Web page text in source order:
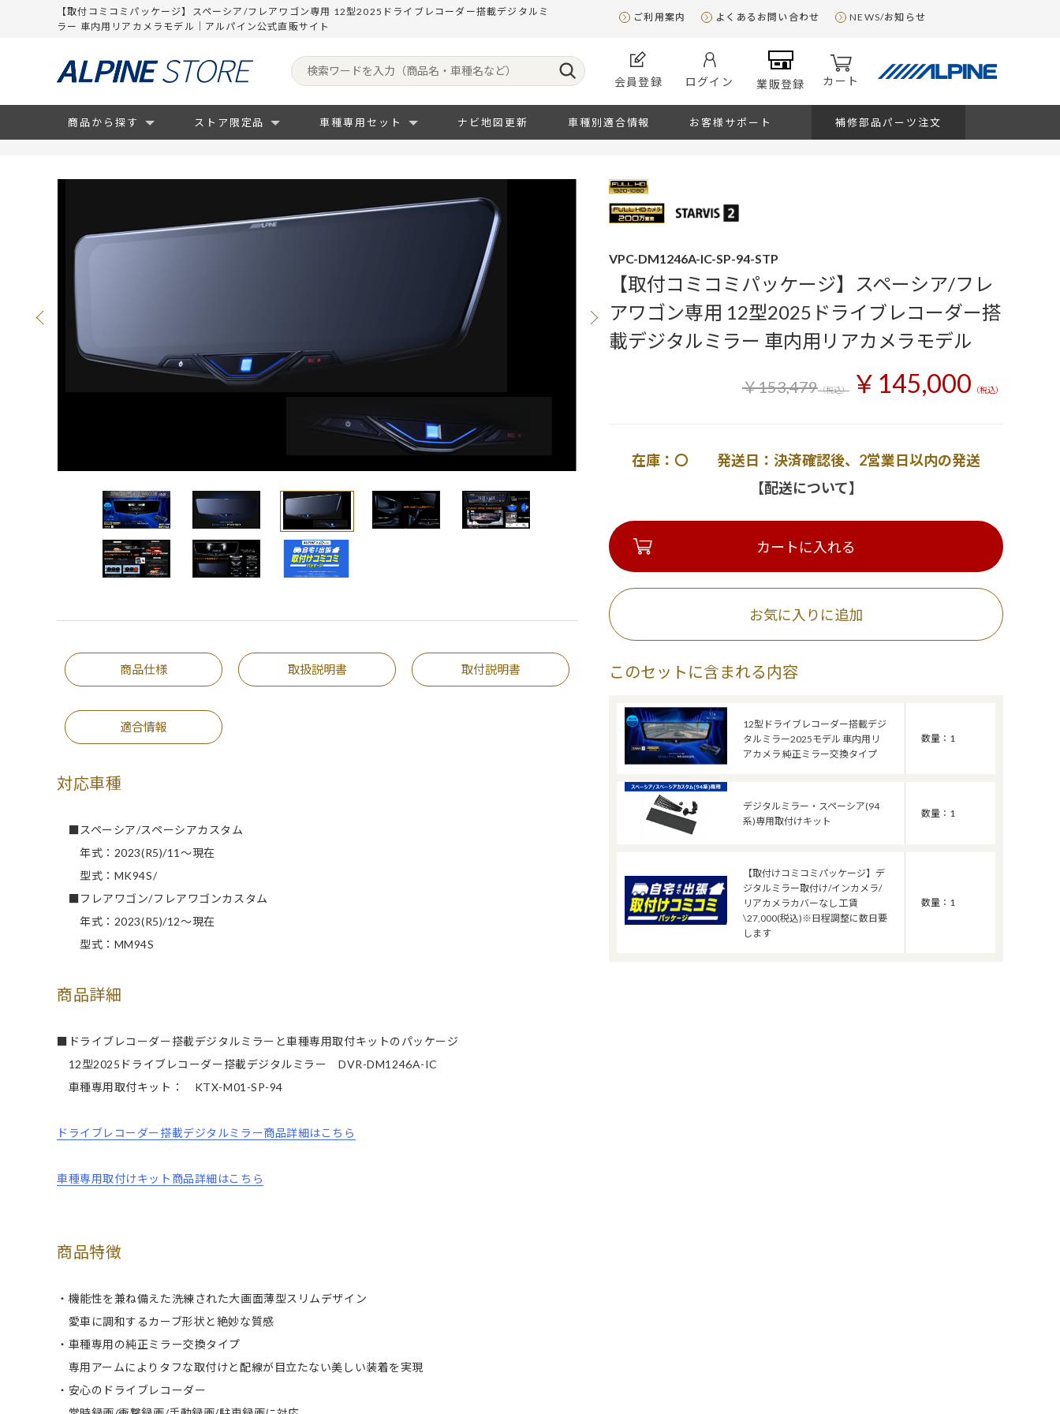
【取付コミコミパッケージ】スペーシア/フレアワゴン専用 12型2025ドライブレコーダー搭載デジタルミ
ラー 車内用リアカメラモデル｜アルパイン公式直販サイト
ご利用案内 よくあるお問い合わせ NEWS/お知らせ
会員登録 ログイン 業販登録 カート
商品から探す ストア限定品 車種専用セット ナビ地図更新 車種別適合情報 お客様サポート 補修部品パーツ注文
商品仕様 取扱説明書 取付説明書
適合情報
対応車種
■スペーシア/スペーシアカスタム
年式：2023(R5)/11～現在
型式：MK94S/
■フレアワゴン/フレアワゴンカスタム
年式：2023(R5)/12～現在
型式：MM94S
商品詳細
■ドライブレコーダー搭載デジタルミラーと車種専用取付キットのパッケージ
12型2025ドライブレコーダー搭載デジタルミラー DVR-DM1246A-IC
車種専用取付キット： KTX-M01-SP-94
ドライブレコーダー搭載デジタルミラー商品詳細はこちら
車種専用取付けキット商品詳細はこちら
商品特徴
・機能性を兼ね備えた洗練された大画面薄型スリムデザイン
愛車に調和するカーブ形状と絶妙な質感
・車種専用の純正ミラー交換タイプ
専用アームによりタフな取付けと配線が目立たない美しい装着を実現
・安心のドライブレコーダー
VPC-DM1246A-IC-SP-94-STP
【取付コミコミパッケージ】スペーシア/フレ
アワゴン専用 12型2025ドライブレコーダー搭
載デジタルミラー 車内用リアカメラモデル
￥153,479（税込） ￥145,000 （税込）
在庫：〇 発送日：決済確認後、2営業日以内の発送
【配送について】
カートに入れる
このセットに含まれる内容
12型ドライブレコーダー搭載デジ
タルミラー2025モデル 車内用リ
アカメラ 純正ミラー交換タイプ
数量：1
デジタルミラー・スペーシア(94
系)専用取付けキット
数量：1
【取付けコミコミパッケージ】デ
ジタルミラー取付け/インカメラ/
リアカメラカバーなし 工賃
\27,000(税込)※日程調整に数日要
します
数量：1
お気に入りに追加